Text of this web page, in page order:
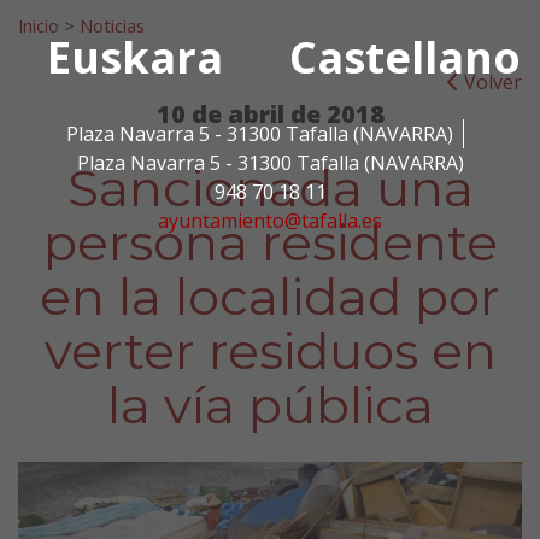
Euskara Castellano
Plaza Navarra 5 - 31300 Tafalla (NAVARRA)
Plaza Navarra 5 - 31300 Tafalla (NAVARRA)
948 70 18 11
ayuntamiento@tafalla.es
Search for:
Inicio > Noticias
Volver
10 de abril de 2018
Sancionada una
persona residente
en la localidad por
verter residuos en
la vía pública